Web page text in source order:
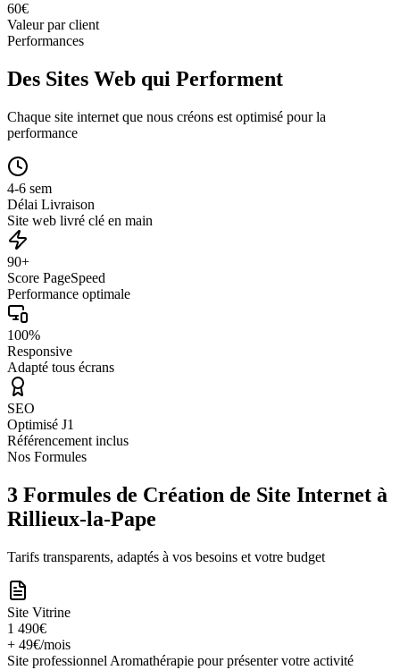
60€
Valeur par client
Performances
Des Sites Web qui Performent
Chaque site internet que nous créons est optimisé pour la
performance
4-6 sem
Délai Livraison
Site web livré clé en main
90+
Score PageSpeed
Performance optimale
100%
Responsive
Adapté tous écrans
SEO
Optimisé J1
Référencement inclus
Nos Formules
3 Formules de Création de Site Internet à
Rillieux-la-Pape
Tarifs transparents, adaptés à vos besoins et votre budget
Site Vitrine
1 490€
+ 49€/mois
Site professionnel Aromathérapie pour présenter votre activité